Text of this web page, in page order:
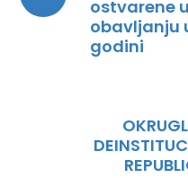
ostvarene
obavljanju
godini